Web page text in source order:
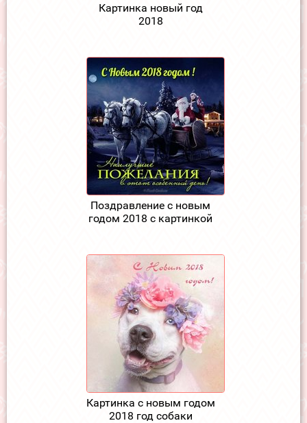
Картинка новый год
2018
Поздравление с новым
годом 2018 с картинкой
Картинка с новым годом
2018 год собаки